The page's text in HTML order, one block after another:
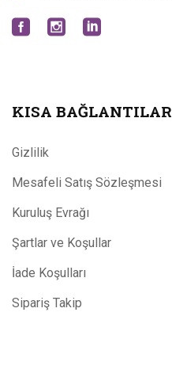
KISA BAĞLANTILAR
Gizlilik
Mesafeli Satış Sözleşmesi
Kuruluş Evrağı
Şartlar ve Koşullar
İade Koşulları
Sipariş Takip